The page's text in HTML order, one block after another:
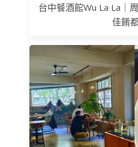
台中餐酒館Wu La La｜
佳餚